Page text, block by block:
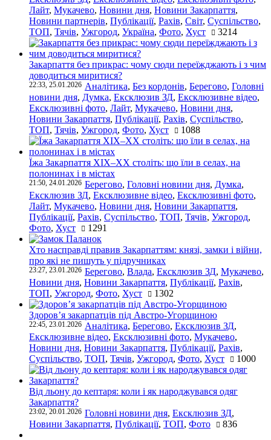
Лайт, Мукачево, Новини дня, Новини Закарпаття,
Новини партнерів, Публікації, Рахів, Світ, Суспільство,
ТОП, Тячів, Ужгород, Україна, Фото, Хуст 3214
Закарпаття без прикрас: чому сюди переїжджають і з чим
доводиться миритися?
22:33, 25.01.2026 Аналітика, Без кордонів, Берегово, Головні
новини дня, Думка, Ексклюзив ЗД, Ексклюзивне відео,
Ексклюзивні фото, Лайт, Мукачево, Новини дня,
Новини Закарпаття, Публікації, Рахів, Суспільство,
ТОП, Тячів, Ужгород, Фото, Хуст 1088
Їжа Закарпаття ХІХ–ХХ століть: що їли в селах, на
полонинах і в містах
21:50, 24.01.2026 Берегово, Головні новини дня, Думка,
Ексклюзив ЗД, Ексклюзивне відео, Ексклюзивні фото,
Лайт, Мукачево, Новини дня, Новини Закарпаття,
Публікації, Рахів, Суспільство, ТОП, Тячів, Ужгород,
Фото, Хуст 1291
Хто насправді правив Закарпаттям: князі, замки і війни,
про які не пишуть у підручниках
23:27, 23.01.2026 Берегово, Влада, Ексклюзив ЗД, Мукачево,
Новини дня, Новини Закарпаття, Публікації, Рахів,
ТОП, Ужгород, Фото, Хуст 1302
Здоров’я закарпатців під Австро-Угорщиною
22:45, 23.01.2026 Аналітика, Берегово, Ексклюзив ЗД,
Ексклюзивне відео, Ексклюзивні фото, Мукачево,
Новини дня, Новини Закарпаття, Публікації, Рахів,
Суспільство, ТОП, Тячів, Ужгород, Фото, Хуст 1000
Від льону до кептаря: коли і як народжувався одяг
Закарпаття?
23:02, 20.01.2026 Головні новини дня, Ексклюзив ЗД,
Новини Закарпаття, Публікації, ТОП, Фото 836